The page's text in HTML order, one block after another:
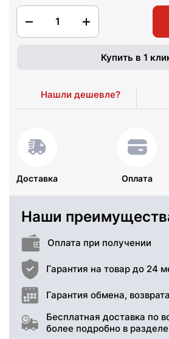
1
Купить в 1
Нашли дешевле?
Доставка Оплата
Наши
Оплата при получении
Гарантия на товар до 24
Гарантия обмена,
Бесплатная доставка по
более подробно в